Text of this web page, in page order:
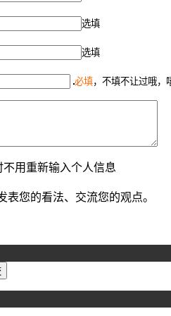
选填
选填
必填，不填不让过哦，
用重新输入个人信息
您的看法、交流您的观点。